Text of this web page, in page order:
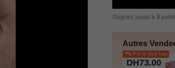
Gagnez jusqu'à 9
Autres
Prix le plus bas
DH73.00